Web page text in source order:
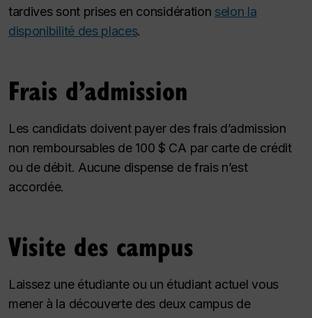
tardives sont prises en considération selon la
disponibilité des places.
Frais d’admission
Les candidats doivent payer des frais d’admission
non remboursables de 100 $ CA par carte de crédit
ou de débit. Aucune dispense de frais n’est
accordée.
Visite des campus
Laissez une étudiante ou un étudiant actuel vous
mener à la découverte des deux campus de